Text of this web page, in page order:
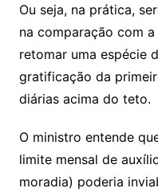
Ou seja, na prática,
na comparação com
retomar uma espécie
gratificação da
diárias acima do teto.
O ministro entende
limite mensal de
moradia) poderia